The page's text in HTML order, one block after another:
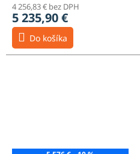
4 256,83 € bez DPH
5 235,90 €
Do košíka